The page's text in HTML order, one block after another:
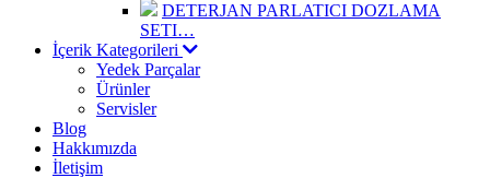
DETERJAN PARLATICI DOZLAMA
SETI…
İçerik Kategorileri
Yedek Parçalar
Ürünler
Servisler
Blog
Hakkımızda
İletişim